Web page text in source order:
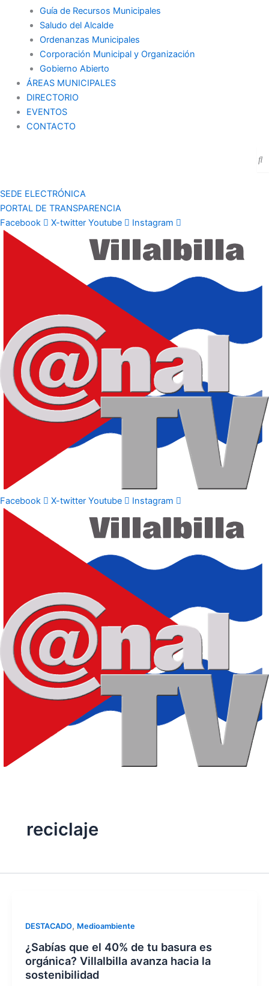
Guía de Recursos Municipales
Saludo del Alcalde
Ordenanzas Municipales
Corporación Municipal y Organización
Gobierno Abierto
ÁREAS MUNICIPALES
DIRECTORIO
EVENTOS
CONTACTO
SEDE ELECTRÓNICA
PORTAL DE TRANSPARENCIA
Facebook
X-twitter Youtube Instagram
Facebook X-twitter Youtube Instagram
reciclaje
DESTACADO, Medioambiente
¿Sabías que el 40% de tu basura es
orgánica? Villalbilla avanza hacia la
sostenibilidad